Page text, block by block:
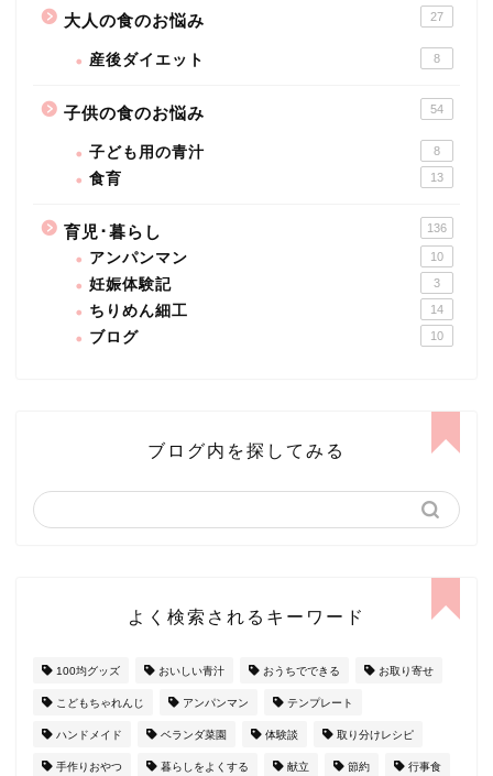
大人の食のお悩み 27
産後ダイエット 8
子供の食のお悩み 54
子ども用の青汁 8
食育 13
育児･暮らし 136
アンパンマン 10
妊娠体験記 3
ちりめん細工 14
ブログ 10
ブログ内を探してみる
よく検索されるキーワード
100均グッズ おいしい青汁 おうちでできる お取り寄せ
こどもちゃれんじ アンパンマン テンプレート
ハンドメイド ベランダ菜園 体験談 取り分けレシピ
手作りおやつ 暮らしをよくする 献立 節約 行事食